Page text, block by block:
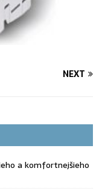
NEXT
a komfortnejšieho